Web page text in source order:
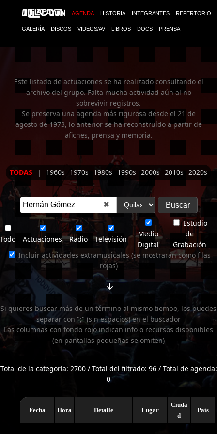
AGENDA HISTORIA INTEGRANTES REPERTORIO
GALERÍA DISCOS VIDEOS/AV LIBROS DOCS PRENSA
Imagen 01
Este listado de actuaciones se ha realizado consultando el
archivo del grupo. Falta mucha actividad aún al no
sobrevivir registros.
Se preserva una agenda más rigurosa desde el 21 de
agosto de 1973, lo anterior se ha reconstruído a partir de
afiches, prensa y memoria.
TODAS | 1960s 1970s 1980s 1990s 2000s 2010s 2020s
✖
Todo Actuaciones Radio Televisión
Medio
Digital
Estudio
de
Grabación
Incluir actividades extramusicales (se mostrarán como filas
rojas)
Si quieres buscar más de un término al mismo tiempo, los puedes
separar con ";" (sin espacios) en el buscador
Las columnas con fondo rojo indican info o recursos disponibles
(en pantallas pequeñas se omiten)
Total de la categoría: 2700 / Total del filtrado: 96 / Total de agenda:
0
Fecha Hora Detalle Lugar
Ciuda
d
País